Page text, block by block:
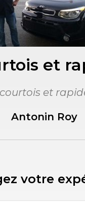
et
et
Antonin Roy
votre